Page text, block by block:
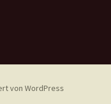
von WordPress